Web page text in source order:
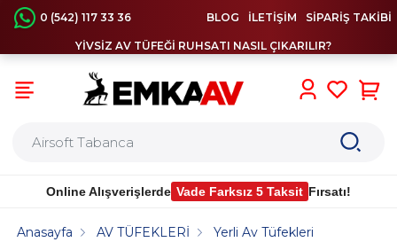
0 (542) 117 33 36 BLOG İLETİŞİM SİPARİŞ TAKİBİ
YİVSİZ AV TÜFEĞİ RUHSATI NASIL ÇIKARILIR?
Online Alışverişlerde Vade Farksız 5 Taksit Fırsatı!
Anasayfa AV TÜFEKLERİ
Yerli Av Tüfekleri